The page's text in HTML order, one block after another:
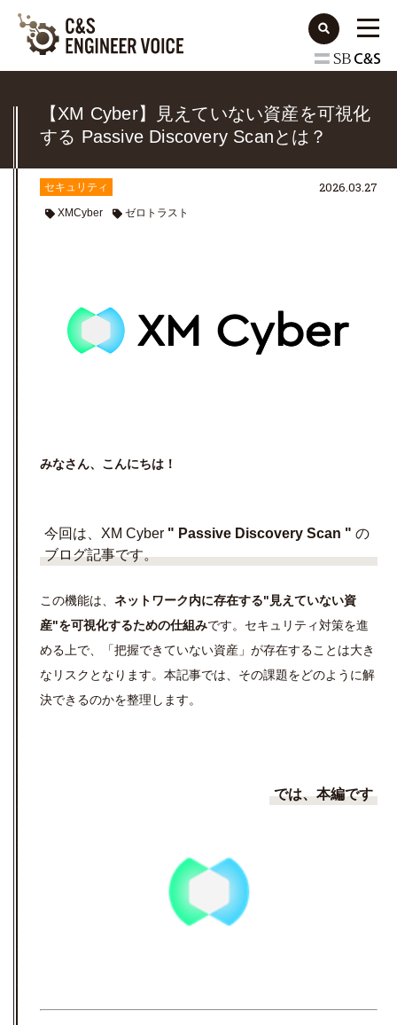
【XM Cyber】見えていない資産を可視化
する Passive Discovery Scanとは？
セキュリティ
XMCyber ゼロトラスト
2026.03.27
みなさん、こんにちは！
今回は、XM Cyber " Passive Discovery Scan " の
ブログ記事です。
この機能は、 ネットワーク内に存在する"見えていない資
産"を可視化するための仕組みです。セキュリティ対策を進
める上で、「把握できていない資産」が存在することは大き
なリスクとなります。本記事では、その課題をどのように解
決できるのかを整理します。
では、本編です